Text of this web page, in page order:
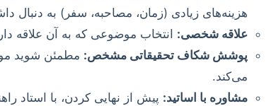
هزینه‌های زیادی (زمان، مصاحبه، سفر) به دنبال
علاقه شخصی: انتخاب موضوعی که به آن علاقه
پوشش شکاف تحقیقاتی مشخص: مطمئن شوید
می‌کند.
مشاوره با اساتید: پیش از نهایی کردن، با استاد